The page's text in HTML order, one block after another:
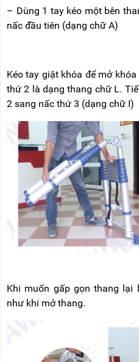
THIỆU
BẢO
HÀNH
LIÊN
CÔNG
NGHIỆP
GIÁO
VÁN
THANG
TAY
ĐẨY
DÂY
THOÁT
ĐỘNG
TAY
– Dùng 1 tay kéo một bên
nấc đầu tiên (dạng chữ A)
Kéo tay giật khóa để mở
thứ 2 là dạng thang chữ L.
2 sang nấc thứ 3 (dạng chữ I)
Khi muốn gấp gọn thang lại
như khi mở thang.